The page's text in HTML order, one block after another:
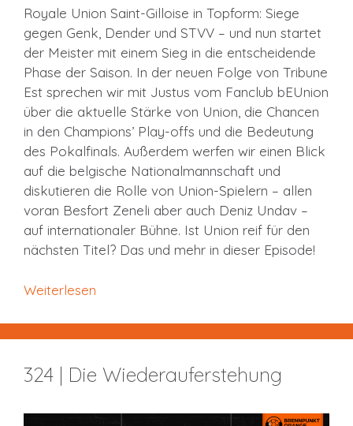
Royale Union Saint-Gilloise in Topform: Siege
gegen Genk, Dender und STVV – und nun startet
der Meister mit einem Sieg in die entscheidende
Phase der Saison. In der neuen Folge von Tribune
Est sprechen wir mit Justus vom Fanclub bEUnion
über die aktuelle Stärke von Union, die Chancen
in den Champions’ Play-offs und die Bedeutung
des Pokalfinals. Außerdem werfen wir einen Blick
auf die belgische Nationalmannschaft und
diskutieren die Rolle von Union-Spielern – allen
voran Besfort Zeneli aber auch Deniz Undav –
auf internationaler Bühne. Ist Union reif für den
nächsten Titel? Das und mehr in dieser Episode!
Weiterlesen
324 | Die Wiederauferstehung